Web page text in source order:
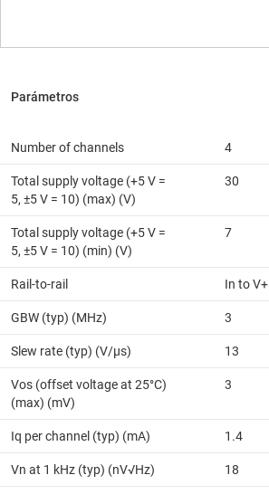
Number of channels 4
Total supply voltage (+5 V =
5, ±5 V = 10) (max) (V)
30
Total supply voltage (+5 V =
5, ±5 V = 10) (min) (V)
7
Rail-to-rail In to V+
GBW (typ) (MHz) 3
Slew rate (typ) (V/µs) 13
Vos (offset voltage at 25°C)
(max) (mV)
3
Iq per channel (typ) (mA) 1.4
Vn at 1 kHz (typ) (nV√Hz) 18